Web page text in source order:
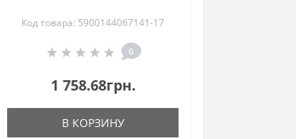
Код товара: 5900144067141-17
0
1 758.68грн.
В КОРЗИНУ